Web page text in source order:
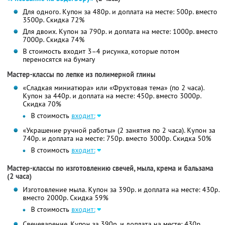
Для одного. Купон за 480р. и доплата на месте: 500р. вместо
3500р. Скидка 72%
Для двоих. Купон за 790р. и доплата на месте: 1000р. вместо
7000р. Скидка 74%
В стоимость входит 3–4 рисунка, которые потом
переносятся на бумагу
Мастер-классы по лепке из полимерной глины
«Сладкая миниатюра» или «Фруктовая тема» (по 2 часа).
Купон за 440р. и доплата на месте: 450р. вместо 3000р.
Скидка 70%
В стоимость входит:
«Украшение ручной работы» (2 занятия по 2 часа). Купон за
740р. и доплата на месте: 750р. вместо 3000р. Скидка 50%
В стоимость входит:
Мастер-классы по изготовлению свечей, мыла, крема и бальзама
(2 часа)
Изготовление мыла. Купон за 390р. и доплата на месте: 430р.
вместо 2000р. Скидка 59%
В стоимость входит: